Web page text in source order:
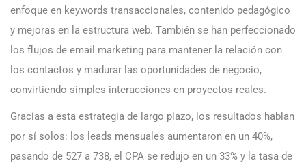
enfoque en keywords transaccionales, contenido pedagógico
y mejoras en la estructura web. También se han perfeccionado
los flujos de email marketing para mantener la relación con
los contactos y madurar las oportunidades de negocio,
convirtiendo simples interacciones en proyectos reales.
Gracias a esta estrategia de largo plazo, los resultados hablan
por sí solos: los leads mensuales aumentaron en un 40%,
pasando de 527 a 738, el CPA se redujo en un 33% y la tasa de